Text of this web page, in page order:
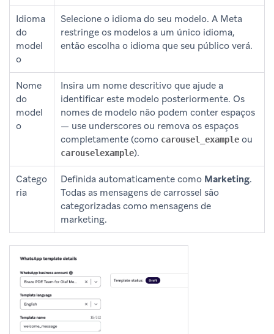
Idioma
do
model
o
Selecione o idioma do seu modelo. A Meta
restringe os modelos a um único idioma,
então escolha o idioma que seu público verá.
Nome
do
model
o
Insira um nome descritivo que ajude a
identificar este modelo posteriormente. Os
nomes de modelo não podem conter espaços
— use underscores ou remova os espaços
completamente (como carousel_example ou
carouselexample).
Catego
ria
Definida automaticamente como Marketing.
Todas as mensagens de carrossel são
categorizadas como mensagens de
marketing.